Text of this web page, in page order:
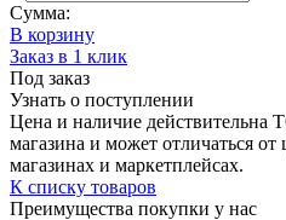
Сумма:
В корзину
Заказ в 1 клик
Под заказ
Узнать о поступлении
Цена и наличие действительна
магазина и может отличаться
магазинах и маркетплейсах.
К списку товаров
Преимущества покупки у нас